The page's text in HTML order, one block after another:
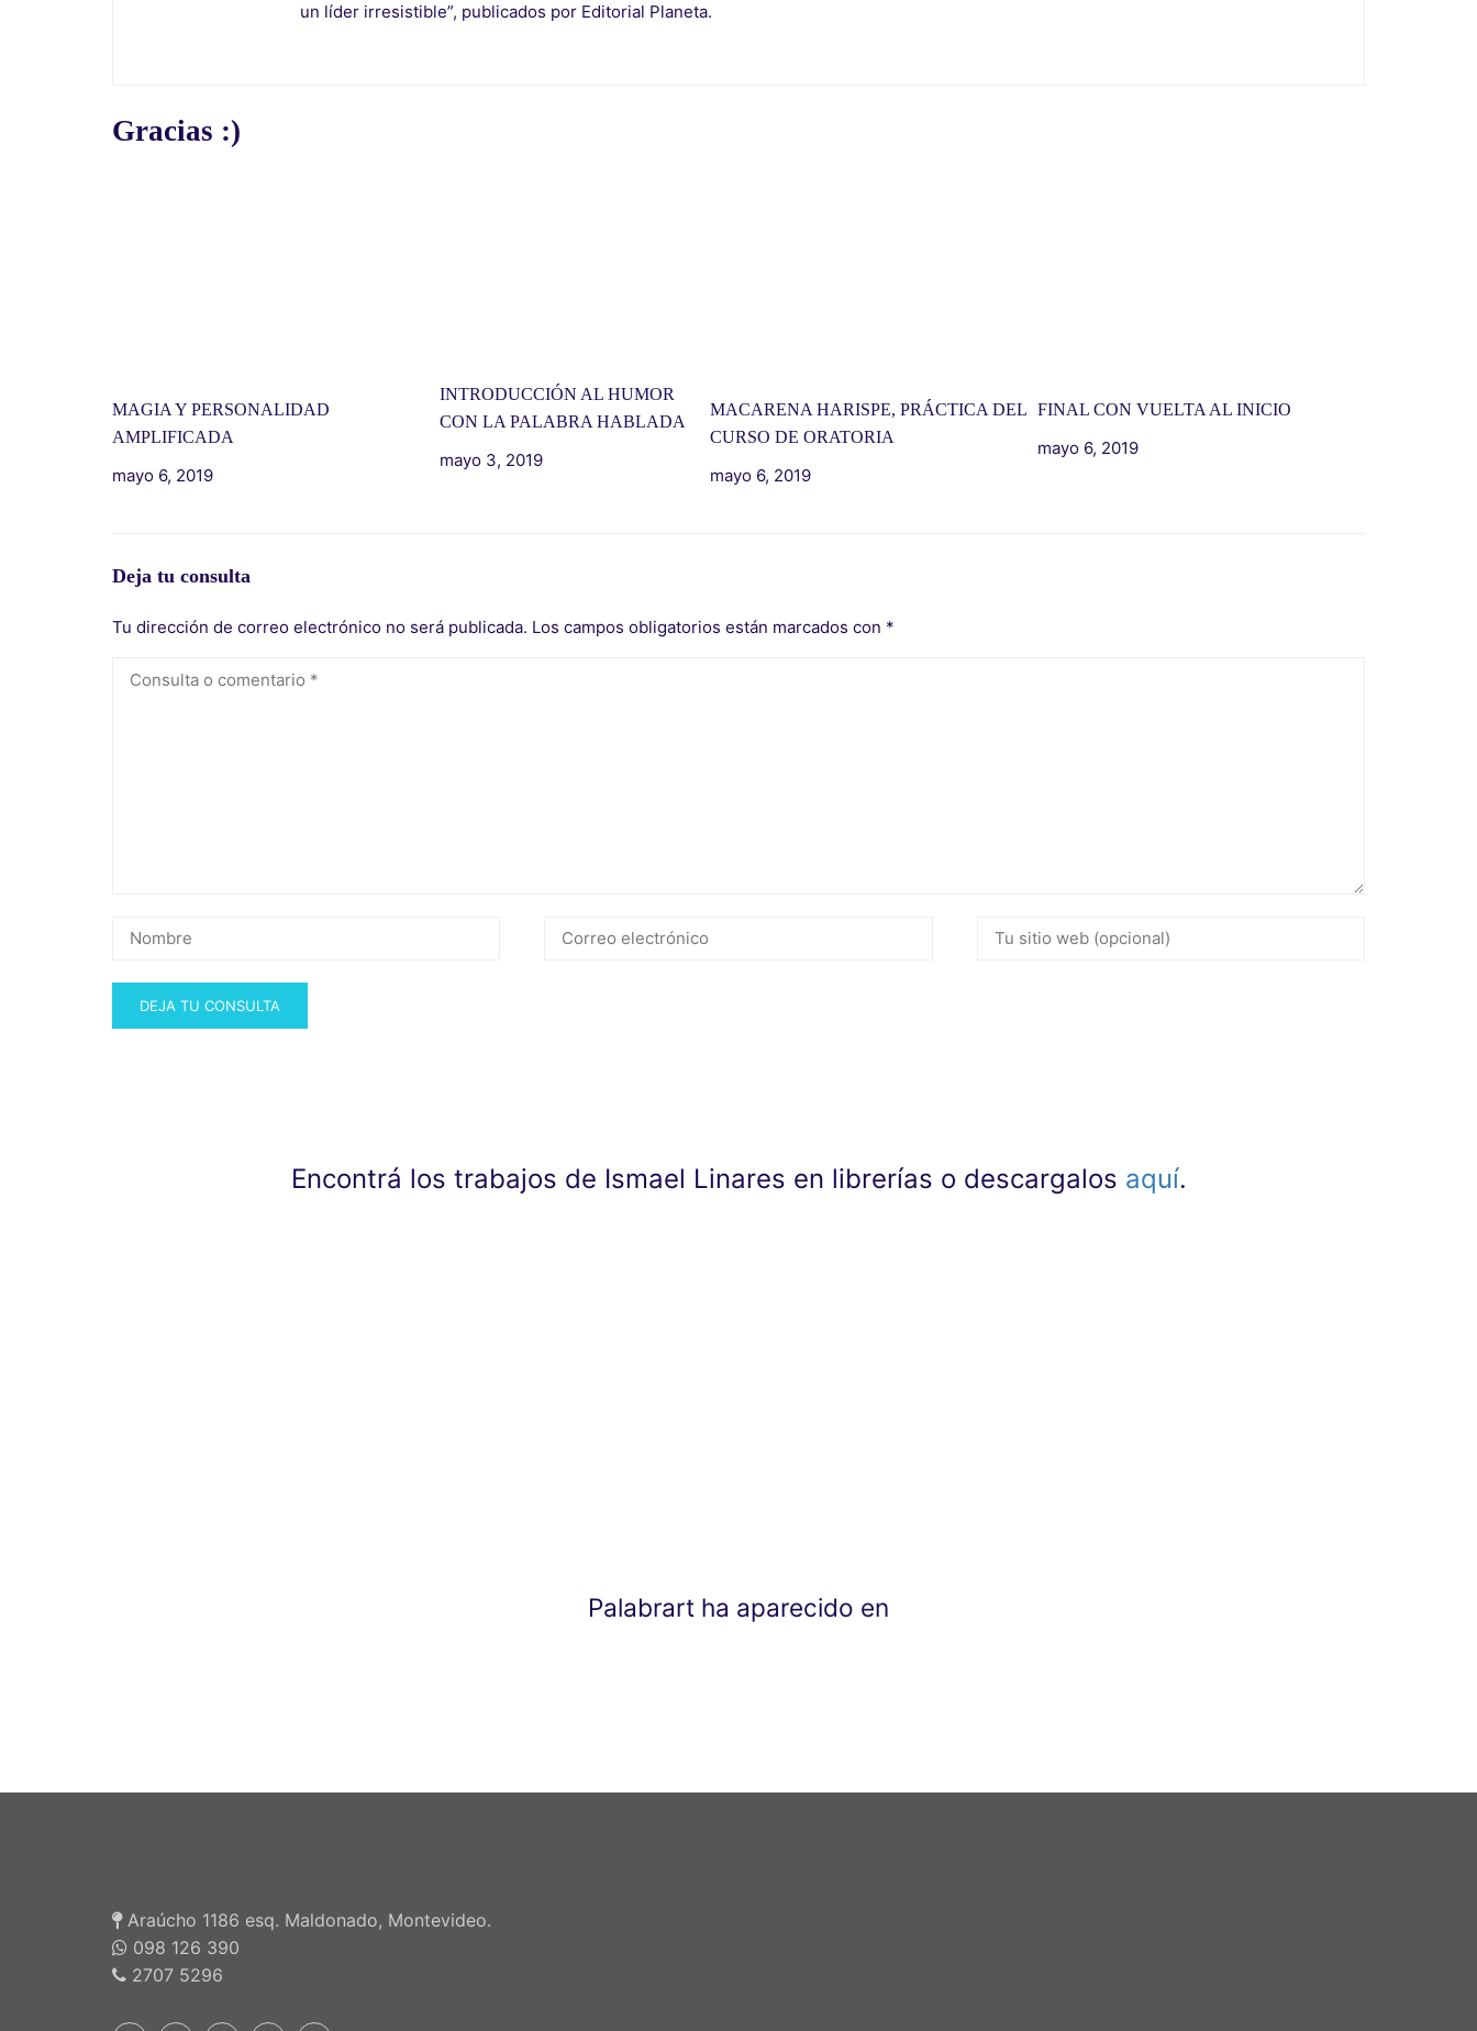
un líder irresistible”, publicados por Editorial Planeta.
Gracias :)
MAGIA Y PERSONALIDAD
AMPLIFICADA
mayo 6, 2019
INTRODUCCIÓN AL HUMOR
CON LA PALABRA HABLADA
mayo 3, 2019
MACARENA HARISPE, PRÁCTICA DEL
CURSO DE ORATORIA
mayo 6, 2019
FINAL CON VUELTA AL INICIO
mayo 6, 2019
Deja tu consulta
Tu dirección de correo electrónico no será publicada. Los campos obligatorios están marcados con *
Encontrá los trabajos de Ismael Linares en librerías o descargalos aquí.
Palabrart ha aparecido en
Araúcho 1186 esq. Maldonado, Montevideo.
098 126 390
2707 5296